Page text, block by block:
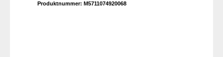
Produktnummer: M5711074920068